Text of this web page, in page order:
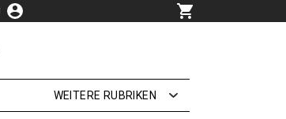
WEITERE RUBRIKEN